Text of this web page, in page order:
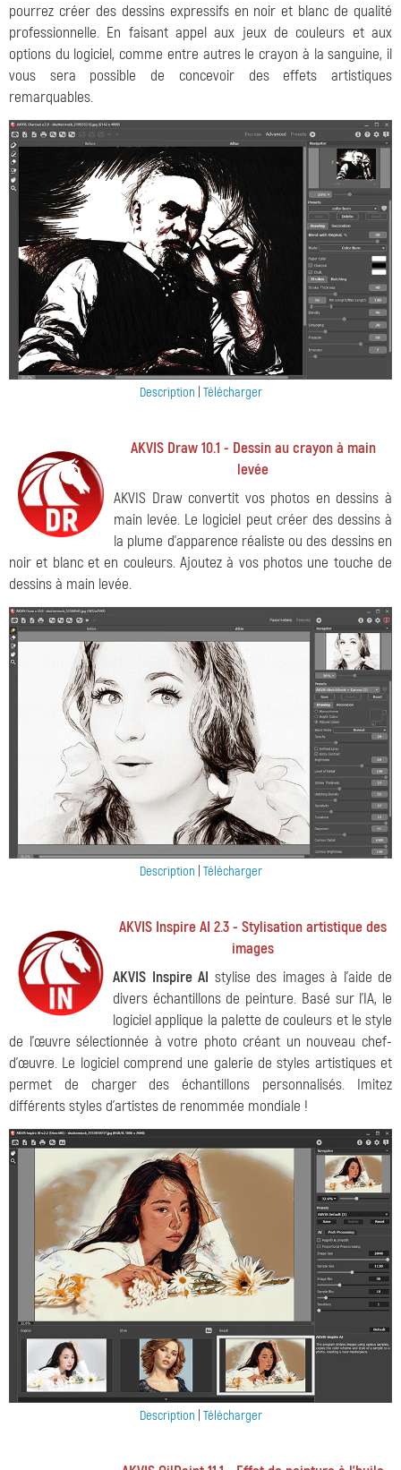
pourrez créer des dessins expressifs en noir et blanc de qualité
professionnelle. En faisant appel aux jeux de couleurs et aux
options du logiciel, comme entre autres le crayon à la sanguine, il
vous sera possible de concevoir des effets artistiques
remarquables.
Description Télécharger
AKVIS Draw 10.1 - Dessin au crayon à main
levée
AKVIS Draw convertit vos photos en dessins à
main levée. Le logiciel peut créer des dessins à
la plume d'apparence réaliste ou des dessins en
noir et blanc et en couleurs. Ajoutez à vos photos une touche de
dessins à main levée.
Description Télécharger
AKVIS Inspire AI 2.3 - Stylisation artistique des
images
AKVIS Inspire AI stylise des images à l'aide de
divers échantillons de peinture. Basé sur l'IA, le
logiciel applique la palette de couleurs et le style
de l'œuvre sélectionnée à votre photo créant un nouveau chef-
d'œuvre. Le logiciel comprend une galerie de styles artistiques et
permet de charger des échantillons personnalisés. Imitez
différents styles d'artistes de renommée mondiale !
Description Télécharger